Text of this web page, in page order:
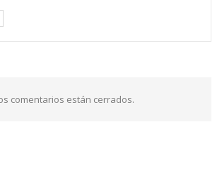
comentarios están cerrados.